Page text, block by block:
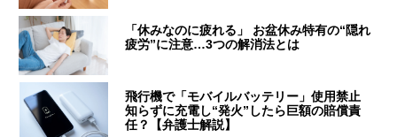
「休みなのに疲れる」 お盆休み特有の“隠れ
疲労”に注意…3つの解消法とは
飛行機で「モバイルバッテリー」使用禁止
知らずに充電し“発火”したら巨額の賠償責
任？【弁護士解説】